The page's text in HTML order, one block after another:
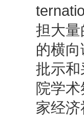
担大
的横
批示
院学
家经